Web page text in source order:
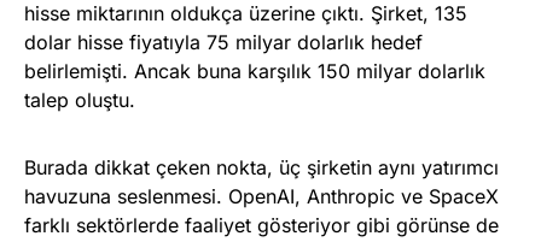
hisse miktarının oldukça üzerine çıktı. Şirket, 135
dolar hisse fiyatıyla 75 milyar dolarlık hedef
belirlemişti. Ancak buna karşılık 150 milyar dolarlık
talep oluştu.
Burada dikkat çeken nokta, üç şirketin aynı yatırımcı
havuzuna seslenmesi. OpenAI, Anthropic ve SpaceX
farklı sektörlerde faaliyet gösteriyor gibi görünse de